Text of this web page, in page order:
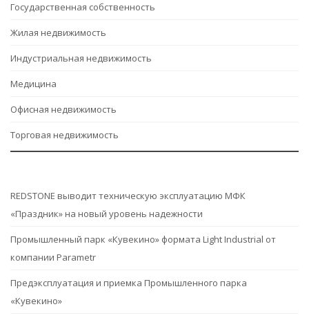
Государственная собственность
Жилая недвижимость
Индустриальная недвижимость
Медицина
Офисная недвижимость
Торговая недвижимость
REDSTONE выводит техническую эксплуатацию МФК
«Праздник» на новый уровень надежности
Промышленный парк «Кувекино» формата Light Industrial от
компании Parametr
Предэксплуатация и приемка Промышленного парка
«Кувекино»